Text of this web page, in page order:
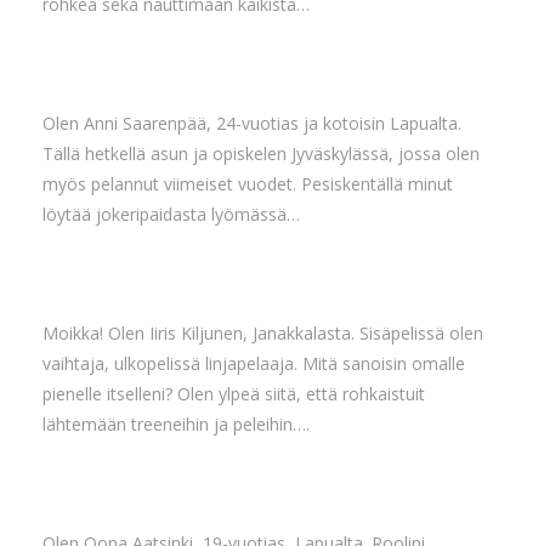
Olen Anni Saarenpää, 24-vuotias ja kotoisin Lapualta.
Tällä hetkellä asun ja opiskelen Jyväskylässä, jossa olen
myös pelannut viimeiset vuodet. Pesiskentällä minut
löytää jokeripaidasta lyömässä…
Moikka! Olen Iiris Kiljunen, Janakkalasta. Sisäpelissä olen
vaihtaja, ulkopelissä linjapelaaja. Mitä sanoisin omalle
pienelle itselleni? Olen ylpeä siitä, että rohkaistuit
lähtemään treeneihin ja peleihin….